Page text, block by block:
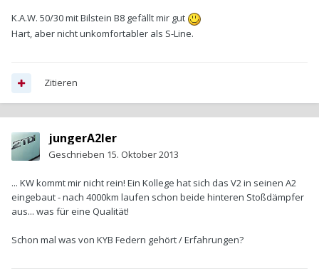
K.A.W. 50/30 mit Bilstein B8 gefällt mir gut
Hart, aber nicht unkomfortabler als S-Line.
Zitieren
jungerA2ler
Geschrieben 15. Oktober 2013
... KW kommt mir nicht rein! Ein Kollege hat sich das V2 in seinen A2
eingebaut - nach 4000km laufen schon beide hinteren Stoßdämpfer
aus... was für eine Qualität!
Schon mal was von KYB Federn gehört / Erfahrungen?